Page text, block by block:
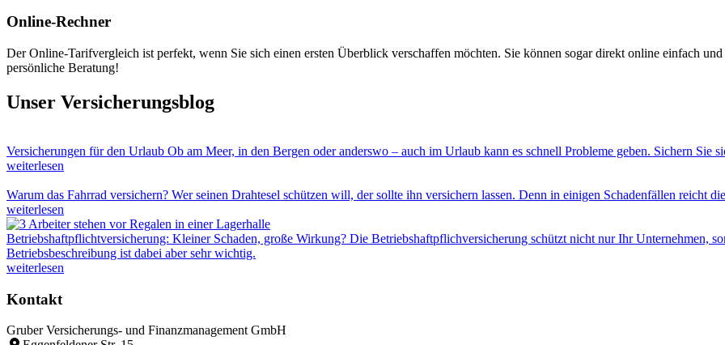
Online-Rechner
Der Online-Tarifvergleich ist perfekt, wenn Sie sich einen ersten Überblick verschaffen möchten. Sie können sogar direkt online einfach
persönliche Beratung!
Unser Versicherungsblog
Versicherungen für den Urlaub Ob am Meer, in den Bergen oder anderswo – auch im Urlaub kann es schnell Probleme geben. Sichern Sie
weiterlesen
Warum das Fahrrad versichern? Wer seinen Drahtesel schützen will, der sollte ihn versichern lassen. Denn in einigen Schadenfällen reicht
weiterlesen
Betriebshaftpflichtversicherung: Kleiner Schaden, große Wirkung? Die Betriebshaftpflichversicherung schützt nicht nur Ihr Unternehmen,
Betriebsbeschreibung ist dabei aber sehr wichtig.
weiterlesen
Kontakt
Gruber Versicherungs- und Finanzmanagement GmbH